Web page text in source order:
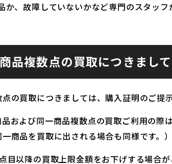
、故障していないかなど専門のスタッフ
品複数点の買取につきまして
の買取につきましては、購入証明のご提
および同一商品複数点の買取ご利用の
商品を買取に出される場合も同様です。）
目以降の買取上限金額をお下げする場合が